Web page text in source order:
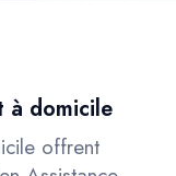
à domicile
offrent